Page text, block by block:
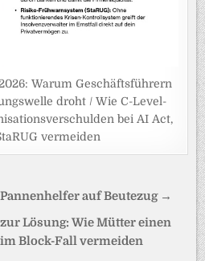
Warum Geschäftsführern
droht / Wie C-Level-
bei AI Act,
vermeiden
auf Beutezug →
Lösung: Wie Mütter einen
Block-Fall vermeiden